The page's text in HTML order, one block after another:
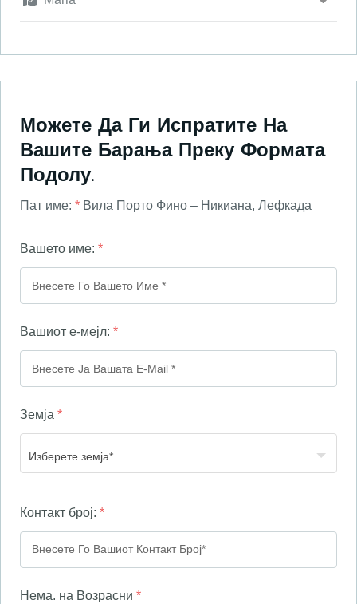
Можете Да Ги Испратите На
Вашите Барања Преку Формата
Подолу.
Пат име: * Вила Порто Фино – Никиана, Лефкада
Вашето име: *
Вашиот е-мејл: *
Земја *
Контакт број: *
Нема. на Возрасни *